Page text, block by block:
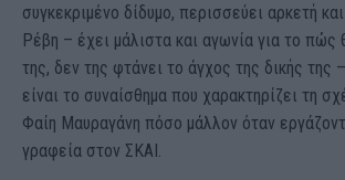
συγκεκριμένο δίδυμο, περισσεύει αρκετή
Ρέβη – έχει μάλιστα και αγωνία για το πώς
της, δεν της φτάνει το άγχος της δικής της
είναι το συναίσθημα που χαρακτηρίζει τη
Φαίη Μαυραγάνη πόσο μάλλον όταν
γραφεία στον ΣΚΑΙ.